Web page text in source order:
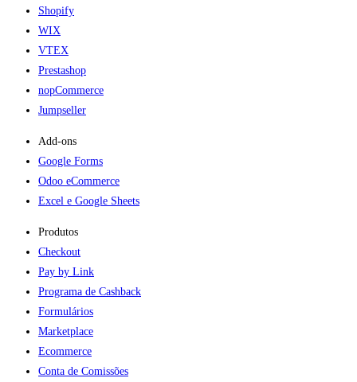
Shopify
WIX
VTEX
Prestashop
nopCommerce
Jumpseller
Add-ons​
Google Forms
Odoo eCommerce
Excel e Google Sheets
Produtos
Checkout
Pay by Link
Programa de Cashback
Formulários
Marketplace
Ecommerce
Conta de Comissões